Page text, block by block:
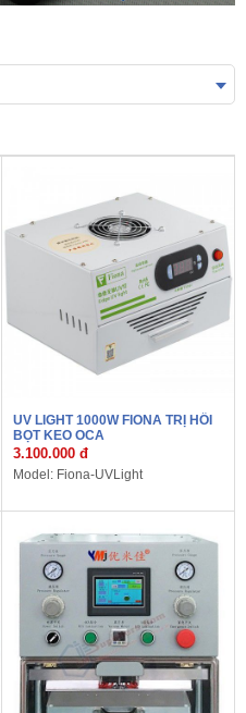
UV LIGHT 1000W FIONA TRỊ HỒI
BỌT KEO OCA
3.100.000 đ
Model: Fiona-UVLight